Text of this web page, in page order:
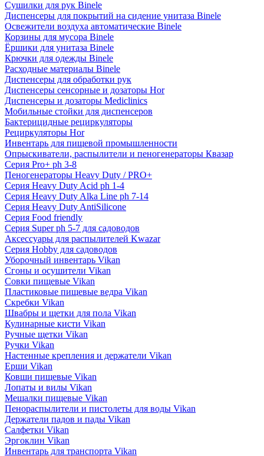
Сушилки для рук Binele
Диспенсеры для покрытий на сидение унитаза Binele
Освежители воздуха автоматические Binele
Корзины для мусора Binele
Ёршики для унитаза Binele
Крючки для одежды Binele
Расходные материалы Binele
Диспенсеры для обработки рук
Диспенсеры сенсорные и дозаторы Hor
Диспенсеры и дозаторы Mediclinics
Мобильные стойки для диспенсеров
Бактерицидные рециркуляторы
Рециркуляторы Hor
Инвентарь для пищевой промышленности
Опрыскиватели, распылители и пеногенераторы Квазар
Серия Pro+ ph 3-8
Пеногенераторы Heavy Duty / PRO+
Серия Heavy Duty Acid ph 1-4
Серия Heavy Duty Alka Line ph 7-14
Серия Heavy Duty AntiSilicone
Серия Food friendly
Серия Super ph 5-7 для садоводов
Аксессуары для распылителей Kwazar
Серия Hobby для садоводов
Уборочный инвентарь Vikan
Сгоны и осушители Vikan
Совки пищевые Vikan
Пластиковые пищевые ведра Vikan
Скребки Vikan
Швабры и щетки для пола Vikan
Кулинарные кисти Vikan
Ручные щетки Vikan
Ручки Vikan
Настенные крепления и держатели Vikan
Ерши Vikan
Ковши пищевые Vikan
Лопаты и вилы Vikan
Мешалки пищевые Vikan
Пенораспылители и пистолеты для воды Vikan
Держатели падов и пады Vikan
Салфетки Vikan
Эргоклин Vikan
Инвентарь для транспорта Vikan